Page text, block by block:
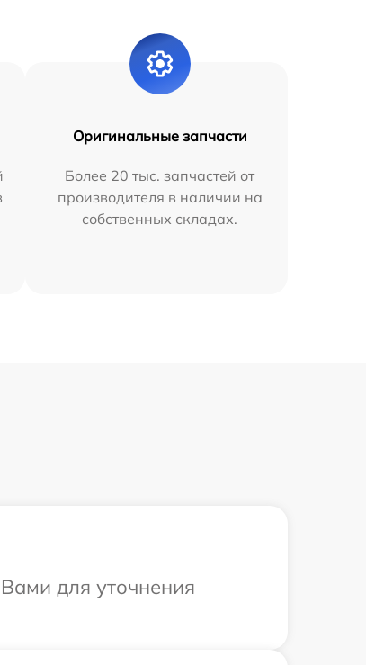
Оригинальные запчасти
Более 20 тыс. запчастей от
производителя в наличии на
собственных складах.
для уточнения